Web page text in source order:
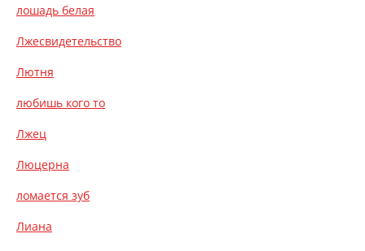
лошадь белая
Лжесвидетельство
Лютня
любишь кого то
Лжец
Люцерна
ломается зуб
Лиана